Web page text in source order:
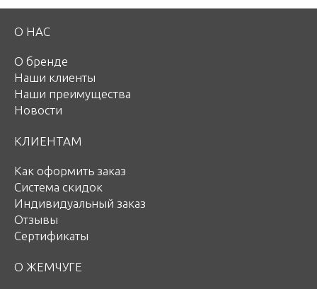
О НАС
О бренде
Наши клиенты
Наши преимущества
Новости
КЛИЕНТАМ
Как оформить заказ
Система скидок
Индивидуальный заказ
Отзывы
Сертификаты
О ЖЕМЧУГЕ